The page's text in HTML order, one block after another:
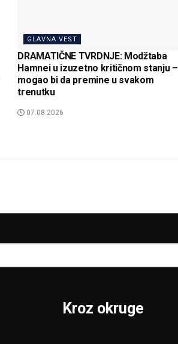
GLAVNA VEST
DRAMATIČNE TVRDNJE: Modžtaba
Hamnei u izuzetno kritičnom stanju –
mogao bi da premine u svakom
trenutku
07.08.2026
Kroz okruge